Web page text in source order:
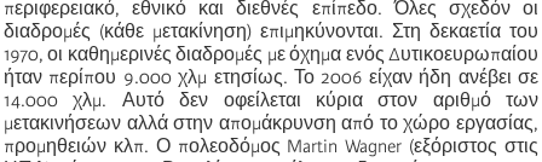
περιφερειακό, εθνικό και διεθνές επίπεδο.Όλες σχεδόν οι
διαδρομές (κάθε μετακίνηση) επιμηκύνονται. Στη δεκαετία του
1970, οι καθημερινές διαδρομές με όχημα ενός Δυτικοευρωπαίου
ήταν περίπου 9.000 χλμ ετησίως. Το 2006 είχαν ήδη ανέβει σε
14.000 χλμ. Αυτό δεν οφείλεται κύρια στον αριθμό των
μετακινήσεων αλλά στην απομάκρυνση από το χώρο εργασίας,
προμηθειών κλπ. Ο πολεοδόμος Martin Wagner (εξόριστος στις